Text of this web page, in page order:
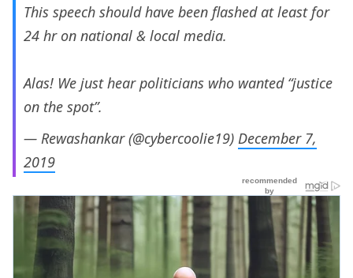
This speech should have been flashed at least for
24 hr on national & local media.
Alas! We just hear politicians who wanted “justice
on the spot”.
— Rewashankar (@cybercoolie19) December 7,
2019